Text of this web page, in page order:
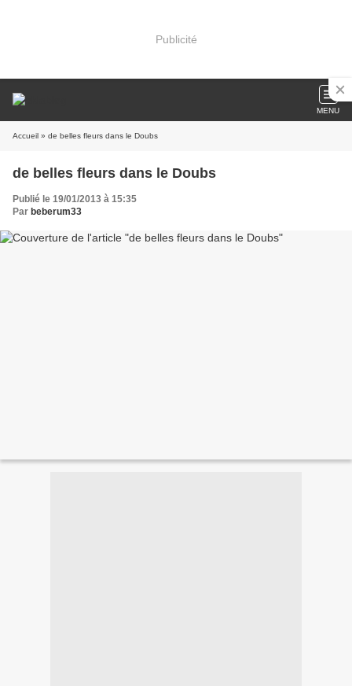
Publicité
MENU
Accueil » de belles fleurs dans le Doubs
de belles fleurs dans le Doubs
Publié le 19/01/2013 à 15:35
Par beberum33